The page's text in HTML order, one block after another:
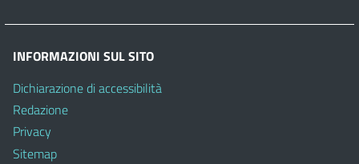
INFORMAZIONI SUL SITO
Dichiarazione di accessibilità
Redazione
Privacy
Sitemap